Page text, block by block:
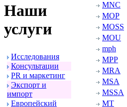
Наши
услуги
Исследования
Консультации
PR и маpкетинг
Экспоpт и
импоpт
Евpопейский
MNC
MOP
MOSS
MOU
mph
MPP
MRA
MSA
MSSA
MT